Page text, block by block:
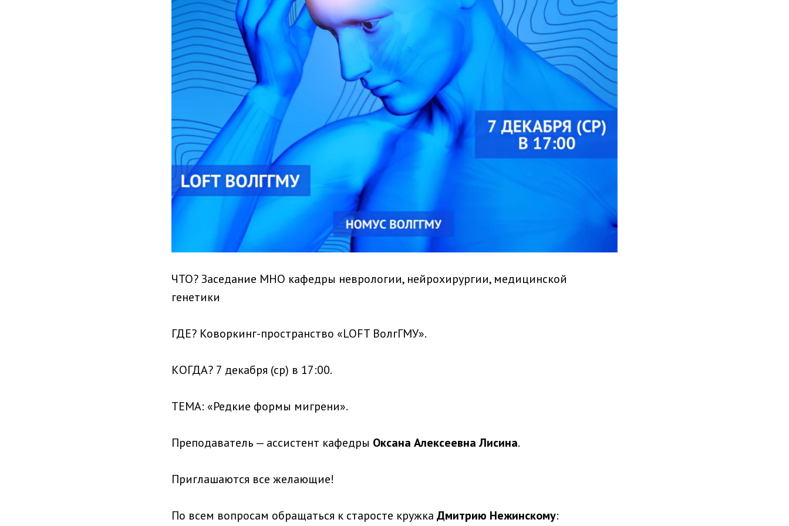
ЧТО? Заседание МНО кафедры неврологии, нейрохирургии, медицинской
генетики
ГДЕ? Коворкинг-пространство «LOFT ВолгГМУ».
КОГДА? 7 декабря (ср) в 17:00.
ТЕМА: «Редкие формы мигрени».
Преподаватель — ассистент кафедры Оксана Алексеевна Лисина.
Приглашаются все желающие!
По всем вопросам обращаться к старосте кружка Дмитрию Нежинскому: